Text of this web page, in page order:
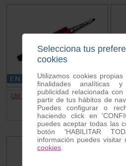
Util montaje y desmontaje bulon
Ref. RP1608
95.00 €
Selecciona tus
cookies
Utilizamos cookies
finalidades analíticas
publicidad relacionada
partir de tus hábitos de
Puedes configurar o
haciendo click en
puedes aceptar todas las
botón 'HABILITAR
información puedes visitar
cookies.